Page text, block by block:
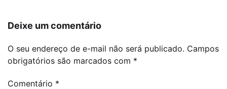
Deixe um comentário
O seu endereço de e-mail não será publicado. Campos
obrigatórios são marcados com *
Comentário *